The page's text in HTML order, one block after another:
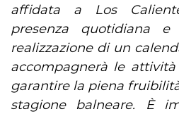
affidata a Los
presenza quotidiana
realizzazione di un
accompagnerà le attività
garantire la piena
stagione balneare. È